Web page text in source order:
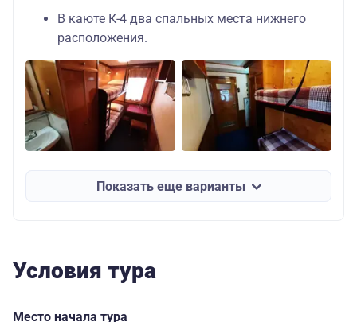
В каюте К-4 два спальных места нижнего
расположения.
Показать еще варианты
Условия тура
Место начала тура